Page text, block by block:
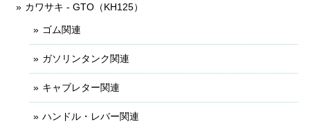
カワサキ - GTO（KH125）
ゴム関連
ガソリンタンク関連
キャブレター関連
ハンドル・レバー関連